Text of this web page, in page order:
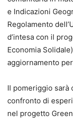
e Indicazioni
Regolamento
d’intesa con il
Economia
aggiornamento
Il pomeriggio sarà
confronto di
nel progetto